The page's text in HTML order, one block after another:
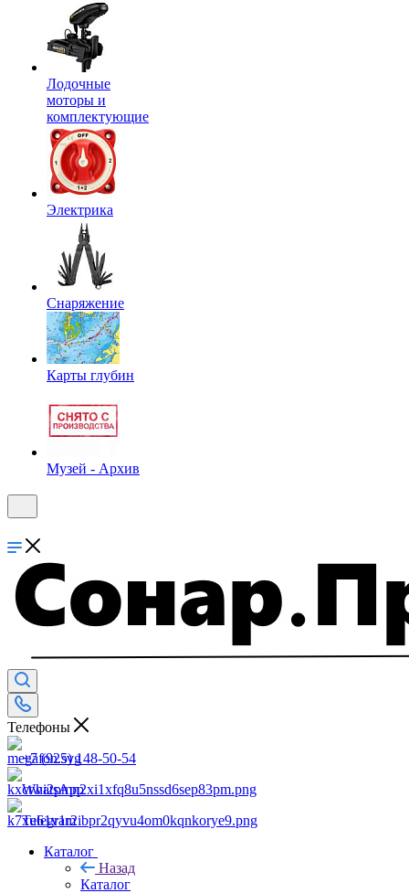
Лодочные
моторы и
комплектующие
Электрика
Снаряжение
Карты глубин
Музей - Архив
Телефоны
+7 (925) 148-50-54
WhatsApp
Telegram
Каталог
Назад
Каталог